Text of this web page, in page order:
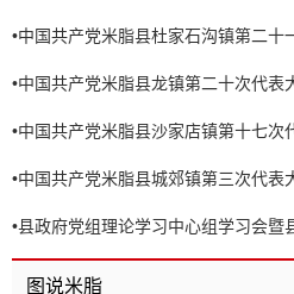
•中国共产党米脂县杜家石沟镇第二十
•中国共产党米脂县龙镇第二十次代表
•中国共产党米脂县沙家店镇第十七次
•中国共产党米脂县城郊镇第三次代表
•县政府党组理论学习中心组学习会暨
召开
图说米脂